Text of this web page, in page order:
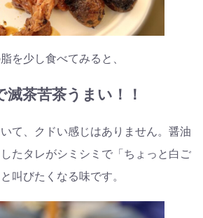
を少し食べてみると、
茶苦茶うまい！！
て、クドい感じはありません。醤油
たタレがシミシミで「ちょっと白ご
叫びたくなる味です。